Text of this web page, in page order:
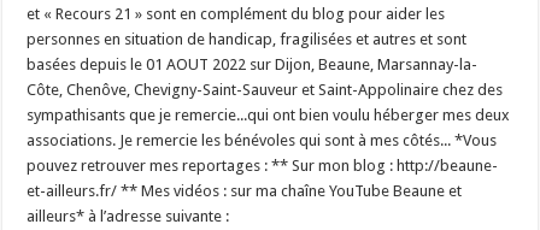
et « Recours 21 » sont en complément du blog pour aider les
personnes en situation de handicap, fragilisées et autres et sont
basées depuis le 01 AOUT 2022 sur Dijon, Beaune, Marsannay-la-
Côte, Chenôve, Chevigny-Saint-Sauveur et Saint-Appolinaire chez des
sympathisants que je remercie...qui ont bien voulu héberger mes deux
associations. Je remercie les bénévoles qui sont à mes côtés... *Vous
pouvez retrouver mes reportages : ** Sur mon blog : http://beaune-
et-ailleurs.fr/ ** Mes vidéos : sur ma chaîne YouTube Beaune et
ailleurs* à l’adresse suivante :